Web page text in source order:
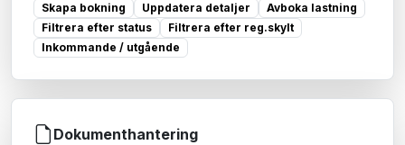
Skapa bokning Uppdatera detaljer
Avboka lastning
Filtrera efter status
Filtrera efter reg.skylt
Inkommande / utgående
Dokumenthantering